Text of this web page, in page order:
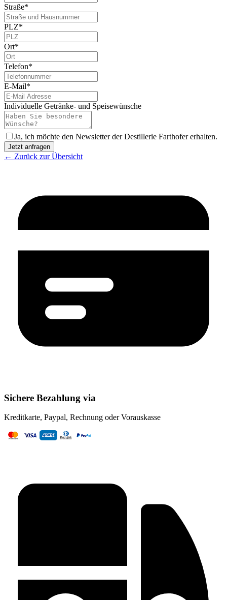
Straße*
PLZ*
Ort*
Telefon*
E-Mail*
Individuelle Getränke- und Speisewünsche
Ja, ich möchte den Newsletter der Destillerie Farthofer erhalten.
Jetzt anfragen
← Zurück zur Übersicht
Sichere Bezahlung via
Kreditkarte, Paypal, Rechnung oder Vorauskasse